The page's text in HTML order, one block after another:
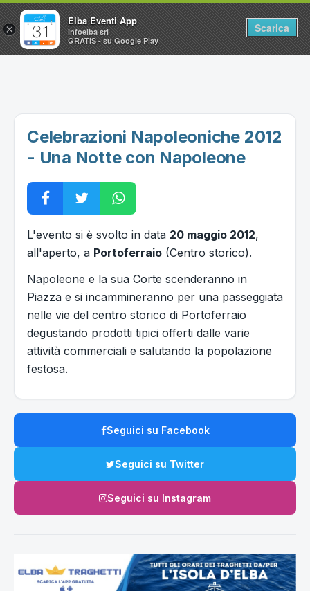
Home
Utilità
Vacanze all'Isola d'Elba
Celebrazioni Napoleoniche 2012
- Una Notte con Napoleone
L'evento si è svolto in data 20 maggio 2012,
all'aperto, a Portoferraio (Centro storico).
Napoleone e la sua Corte scenderanno in
Piazza e si incammineranno per una passeggiata
nelle vie del centro storico di Portoferraio
degustando prodotti tipici offerti dalle varie
attività commerciali e salutando la popolazione
festosa.
Seguici su Facebook
Seguici su Twitter
Seguici su Instagram
×
Elba Eventi App
Infoelba srl
GRATIS - su Google Play
Scarica